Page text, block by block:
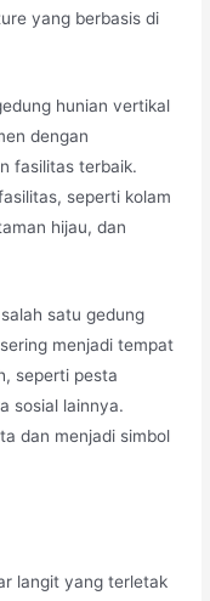
yang berbasis di
hunian vertikal
dengan
fasilitas terbaik.
seperti kolam
hijau, dan
satu gedung
menjadi tempat
seperti pesta
sosial lainnya.
dan menjadi simbol
langit yang terletak